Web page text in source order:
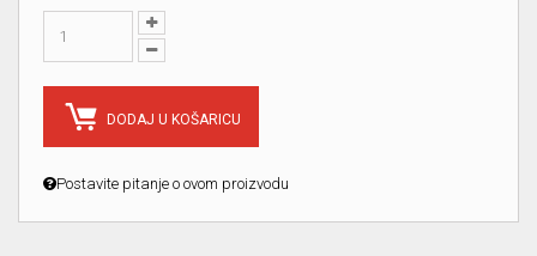
DODAJ U KOŠARICU
Postavite pitanje o ovom proizvodu